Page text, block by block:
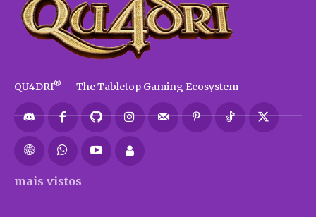
QU4DRI® — The Tabletop Gaming Ecosystem
mais vistos